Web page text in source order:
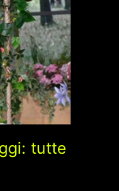
tutte